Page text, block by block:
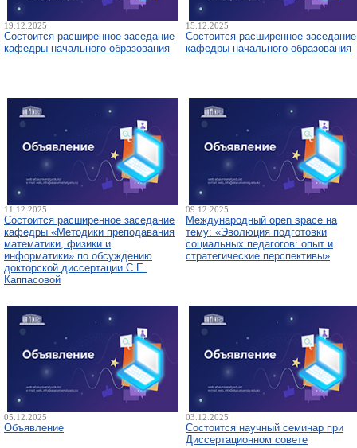
19.12.2025
Состоится расширенное заседание
кафедры начального образования
15.12.2025
Состоится расширенное заседание
кафедры начального образования
11.12.2025
Состоится расширенное заседание
кафедры «Методики преподавания
математики, физики и
информатики» по обсуждению
докторской диссертации С.Е.
Каппасовой
09.12.2025
Международный open space на
тему: «Эволюция подготовки
социальных педагогов: опыт и
стратегические перспективы»
05.12.2025
Объявление
03.12.2025
Состоится научный семинар при
Диссертационном совете